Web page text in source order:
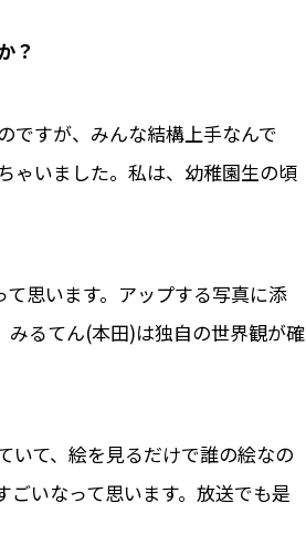
？
ですが、みんな結構上手なんで
ゃいました。私は、幼稚園生の頃
思います。アップする写真に添
みるてん(本田)は独自の世界観が確
いて、絵を見るだけで誰の絵なの
いなって思います。放送でも是